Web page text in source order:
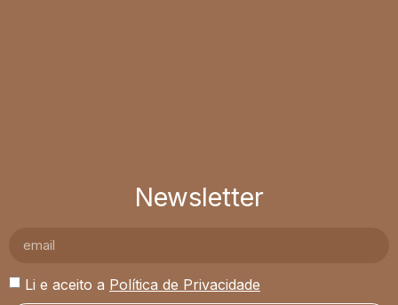
Newsletter
Li e aceito a Política de Privacidade